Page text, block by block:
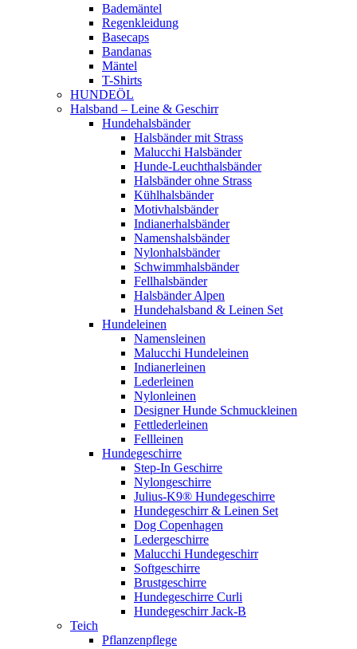
Bademäntel
Regenkleidung
Basecaps
Bandanas
Mäntel
T-Shirts
HUNDEÖL
Halsband – Leine & Geschirr
Hundehalsbänder
Halsbänder mit Strass
Malucchi Halsbänder
Hunde-Leuchthalsbänder
Halsbänder ohne Strass
Kühlhalsbänder
Motivhalsbänder
Indianerhalsbänder
Namenshalsbänder
Nylonhalsbänder
Schwimmhalsbänder
Fellhalsbänder
Halsbänder Alpen
Hundehalsband & Leinen Set
Hundeleinen
Namensleinen
Malucchi Hundeleinen
Indianerleinen
Lederleinen
Nylonleinen
Designer Hunde Schmuckleinen
Fettlederleinen
Fellleinen
Hundegeschirre
Step-In Geschirre
Nylongeschirre
Julius-K9® Hundegeschirre
Hundegeschirr & Leinen Set
Dog Copenhagen
Ledergeschirre
Malucchi Hundegeschirr
Softgeschirre
Brustgeschirre
Hundegeschirre Curli
Hundegeschirr Jack-B
Teich
Pflanzenpflege